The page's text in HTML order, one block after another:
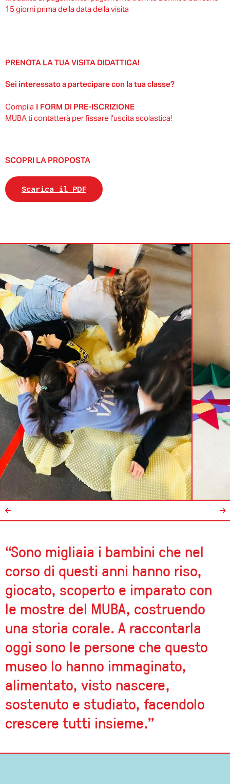
15 giorni prima della data della visita
PRENOTA LA TUA VISITA DIDATTICA!
Sei interessato a partecipare con la tua classe?
Compila il FORM DI PRE-ISCRIZIONE
MUBA ti contatterà per fissare l'uscita scolastica!
SCOPRI LA PROPOSTA
Scarica il PDF
“Sono migliaia i bambini che nel
corso di questi anni hanno riso,
giocato, scoperto e imparato con
le mostre del MUBA, costruendo
una storia corale. A raccontarla
oggi sono le persone che questo
museo lo hanno immaginato,
alimentato, visto nascere,
sostenuto e studiato, facendolo
crescere tutti insieme.”